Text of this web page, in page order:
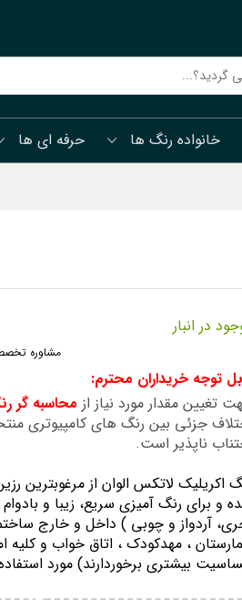
خانواده رنگ ها حرفه ای ها
در انبار
مشاوره
توجه خریداران محترم:
تغیین مقدار مورد نیاز از محاسبه گر
جزئی بین رنگ های کامپیوتری
ناپذیر است.
اكريليك لاتكس الوان از مرغوبترين
و برای رنگ آمیزی سریع، زیبا و
، مهدكودك ، اتاق خواب و كليه
بيشتري برخوردارند) مورد